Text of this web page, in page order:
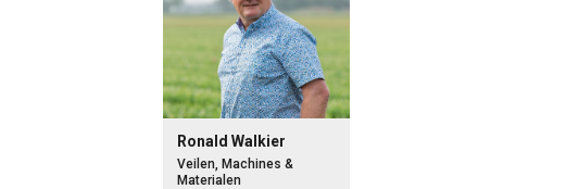
Ronald Walkier
Veilen, Machines &
Materialen